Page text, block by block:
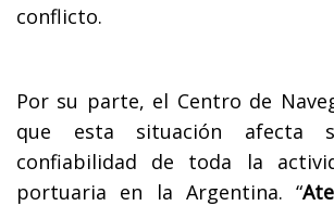
conflicto.
Por su parte, el Centro de
que esta situación afecta
confiabilidad de toda la
portuaria en la Argentina. “